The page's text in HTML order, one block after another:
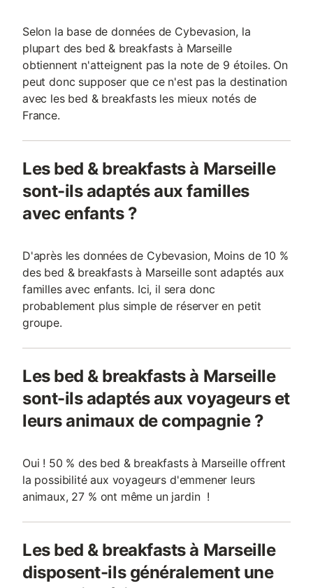
Selon la base de données de Cybevasion, la
plupart des bed & breakfasts à Marseille
obtiennent n'atteignent pas la note de 9 étoiles. On
peut donc supposer que ce n'est pas la destination
avec les bed & breakfasts les mieux notés de
France.
Les bed & breakfasts à Marseille
sont-ils adaptés aux familles
avec enfants ?
D'après les données de Cybevasion, Moins de 10 %
des bed & breakfasts à Marseille sont adaptés aux
familles avec enfants. Ici, il sera donc
probablement plus simple de réserver en petit
groupe.
Les bed & breakfasts à Marseille
sont-ils adaptés aux voyageurs et
leurs animaux de compagnie ?
Oui ! 50 % des bed & breakfasts à Marseille offrent
la possibilité aux voyageurs d'emmener leurs
animaux, 27 % ont même un jardin !
Les bed & breakfasts à Marseille
disposent-ils généralement une